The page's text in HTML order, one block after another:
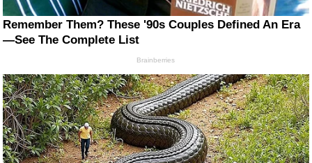
Remember Them? These '90s Couples Defined An Era
—See The Complete List
Brainberries